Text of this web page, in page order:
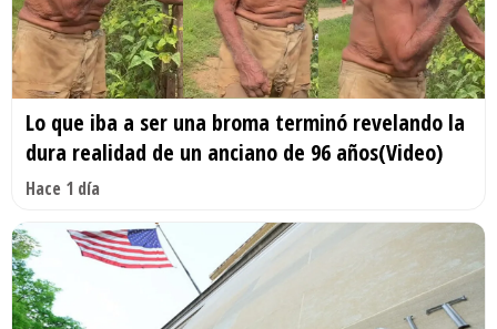
Lo que iba a ser una broma terminó revelando la
dura realidad de un anciano de 96 años(Video)
Hace 1 día